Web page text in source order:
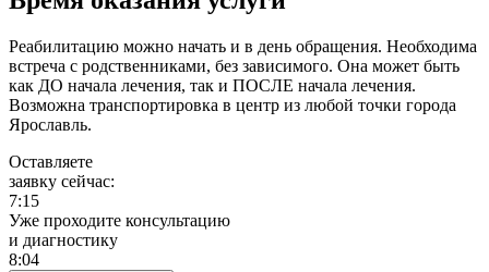
Реабилитацию можно начать и в день обращения. Необходима
встреча с родственниками, без зависимого. Она может быть
как ДО начала лечения, так и ПОСЛЕ начала лечения.
Возможна транспортировка в центр из любой точки города
Ярославль.
Оставляете
заявку сейчас:
7:15
Уже проходите консультацию
и диагностику
8:04